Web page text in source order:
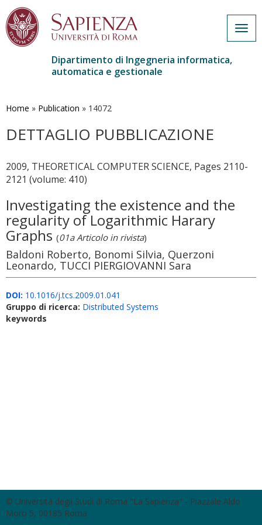
contenuto
Dipartimento di Ingegneria informatica,
automatica e gestionale
Home » Publication » 14072
DETTAGLIO PUBBLICAZIONE
2009, THEORETICAL COMPUTER SCIENCE, Pages 2110-
2121 (volume: 410)
Investigating the existence and the
regularity of Logarithmic Harary
Graphs (01a Articolo in rivista)
Baldoni Roberto, Bonomi Silvia, Querzoni
Leonardo, TUCCI PIERGIOVANNI Sara
DOI: 10.1016/j.tcs.2009.01.041
Gruppo di ricerca: Distributed Systems
keywords
© Università degli Studi di Roma "La Sapienza" - Piazzale Aldo
Moro 5, 00185 Roma